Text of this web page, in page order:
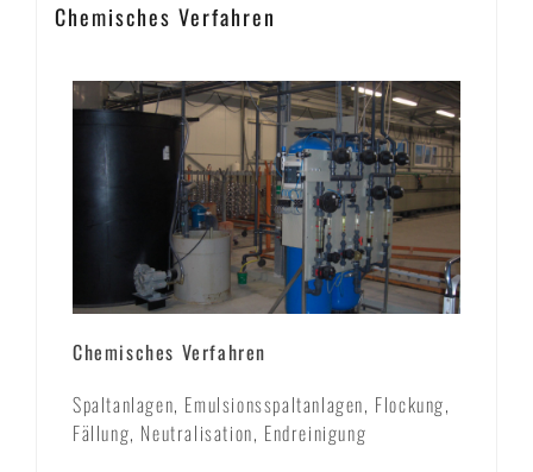
Chemisches Verfahren
Chemisches Verfahren
Spaltanlagen, Emulsionsspaltanlagen, Flockung,
Fällung, Neutralisation, Endreinigung